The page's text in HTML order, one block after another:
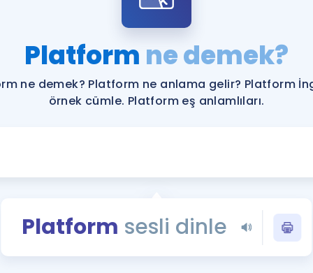
YDS ve YÖKDİL
Rehberlik Aracı
YDS ve YÖKDİL'e
Tüm ÖSYM
YDS - YÖKDİL
İngilizce Gramer
Platform ne demek?
ne demek? Platform ne anlama gelir? Platform
örnek cümle. Platform eş anlamlıları.
Platform sesli dinle